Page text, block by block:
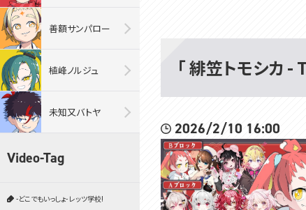
善額サンパロー
植峰ノルジュ
未知又バトヤ
Video-Tag
-どこでもいっしょ- レッツ学校!
「 緋笠トモシカ
2026/2/10 16:00